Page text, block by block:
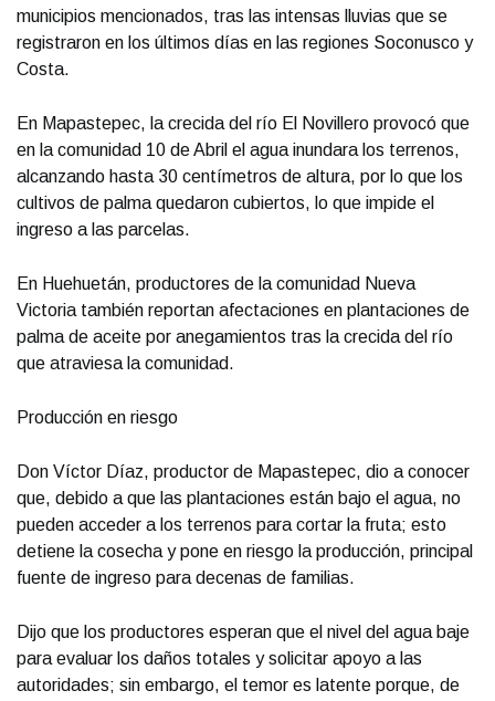
municipios mencionados, tras las intensas lluvias que se
registraron en los últimos días en las regiones Soconusco y
Costa.
En Mapastepec, la crecida del río El Novillero provocó que
en la comunidad 10 de Abril el agua inundara los terrenos,
alcanzando hasta 30 centímetros de altura, por lo que los
cultivos de palma quedaron cubiertos, lo que impide el
ingreso a las parcelas.
En Huehuetán, productores de la comunidad Nueva
Victoria también reportan afectaciones en plantaciones de
palma de aceite por anegamientos tras la crecida del río
que atraviesa la comunidad.
Producción en riesgo
Don Víctor Díaz, productor de Mapastepec, dio a conocer
que, debido a que las plantaciones están bajo el agua, no
pueden acceder a los terrenos para cortar la fruta; esto
detiene la cosecha y pone en riesgo la producción, principal
fuente de ingreso para decenas de familias.
Dijo que los productores esperan que el nivel del agua baje
para evaluar los daños totales y solicitar apoyo a las
autoridades; sin embargo, el temor es latente porque, de